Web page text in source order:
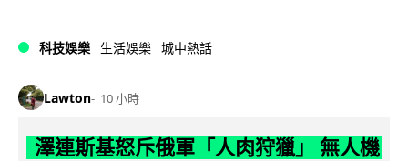
科技娛樂 生活娛樂 城中熱話
Lawton 10 小時
澤連斯基怒斥俄軍「人肉狩獵」 無人機